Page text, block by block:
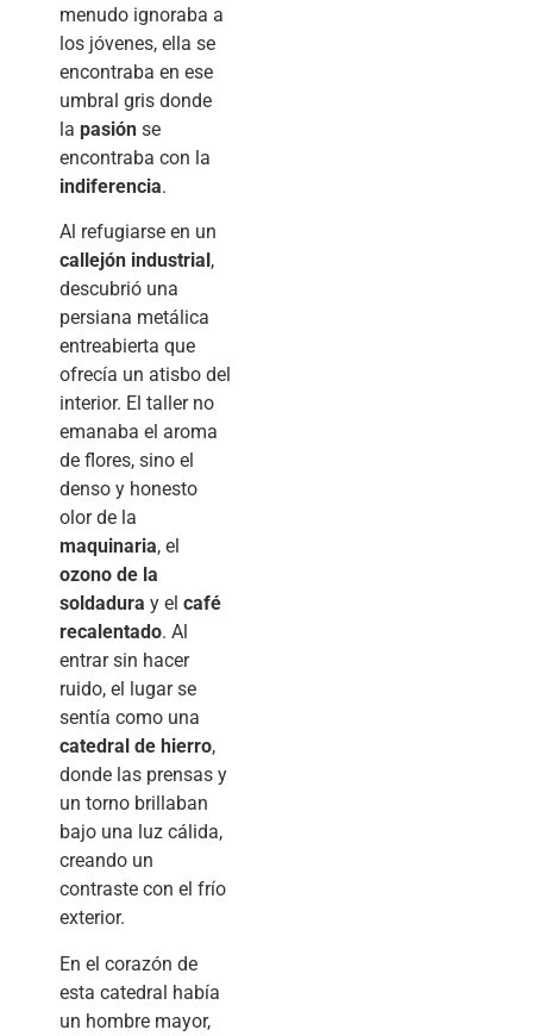
menudo ignoraba a
los jóvenes, ella se
encontraba en ese
umbral gris donde
la pasión se
encontraba con la
indiferencia.
Al refugiarse en un
callejón industrial ,
descubrió una
persiana metálica
entreabierta que
ofrecía un atisbo del
interior. El taller no
emanaba el aroma
de flores, sino el
denso y honesto
olor de la
maquinaria, el
ozono de la
soldadura y el café
recalentado. Al
entrar sin hacer
ruido, el lugar se
sentía como una
catedral de hierro,
donde las prensas y
un torno brillaban
bajo una luz cálida,
creando un
contraste con el frío
exterior.
En el corazón de
esta catedral había
un hombre mayor,